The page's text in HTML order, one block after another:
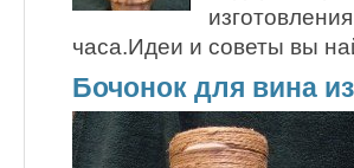
часа.Идеи и советы вы
Бочонок для вина